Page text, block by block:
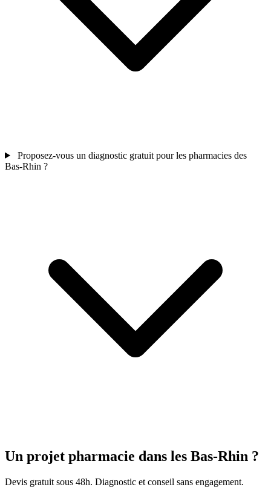
Proposez-vous un diagnostic gratuit pour les pharmacies des
Bas-Rhin ?
Un projet pharmacie dans les Bas-Rhin ?
Devis gratuit sous 48h. Diagnostic et conseil sans engagement.